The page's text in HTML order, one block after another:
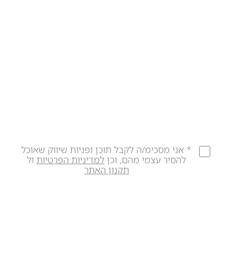
* אני מסכימ/ה לקבל תוכן ופניות שיווק שאוכל
להסיר עצמי מהם, וכן למדיניות הפרטיותול
תקנון האתר